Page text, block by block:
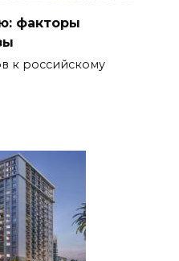
факторы
к российскому